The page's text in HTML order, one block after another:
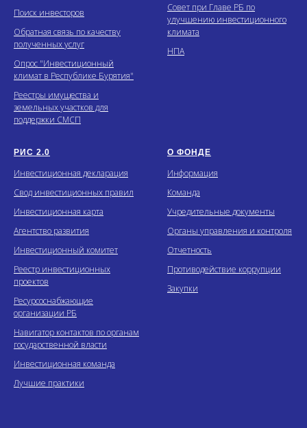
Поиск инвесторов
Обратная связь по качеству
полученных услуг
Опрос "Инвестиционный
климат в Республике Бурятия"
Реестры имущества и
земельных участков для
поддержки СМСП
Совет при Главе РБ по
улучшению инвестиционного
климата
НПА
РИС 2.0
Инвестиционная декларация
Свод инвестиционных правил
Инвестиционная карта
Агентство развития
Инвестиционный комитет
Реестр инвестиционных
проектов
Ресурсоснабжающие
организации РБ
Навигатор контактов по органам
государственной власти
Инвестиционная команда
Лучшие практики
О ФОНДЕ
Информация
Команда
Учредительные документы
Органы управления и контроля
Отчетность
Противодействие коррупции
Закупки